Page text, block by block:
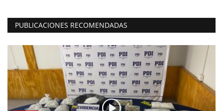
PUBLICACIONES RECOMENDADAS